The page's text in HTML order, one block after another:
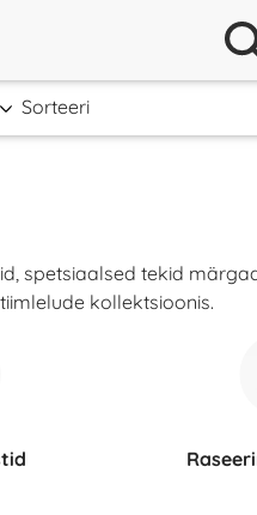
Sorteeri
spetsiaalsed tekid
kollektsioonis.